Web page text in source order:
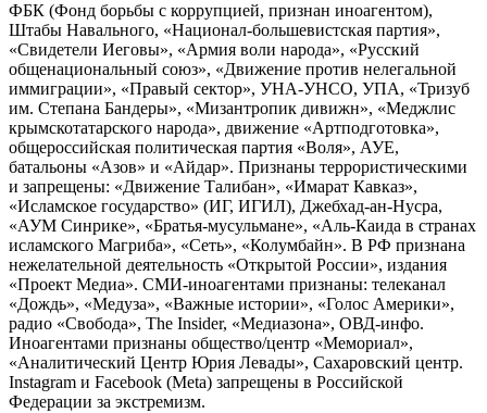
ФБК (Фонд борьбы с коррупцией, признан иноагентом),
Штабы Навального, «Национал-большевистская партия»,
«Свидетели Иеговы», «Армия воли народа», «Русский
общенациональный союз», «Движение против нелегальной
иммиграции», «Правый сектор», УНА-УНСО, УПА, «Тризуб
им. Степана Бандеры», «Мизантропик дивижн», «Меджлис
крымскотатарского народа», движение «Артподготовка»,
общероссийская политическая партия «Воля», АУЕ,
батальоны «Азов» и «Айдар». Признаны террористическими
и запрещены: «Движение Талибан», «Имарат Кавказ»,
«Исламское государство» (ИГ, ИГИЛ), Джебхад-ан-Нусра,
«АУМ Синрике», «Братья-мусульмане», «Аль-Каида в странах
исламского Магриба», «Сеть», «Колумбайн». В РФ признана
нежелательной деятельность «Открытой России», издания
«Проект Медиа». СМИ-иноагентами признаны: телеканал
«Дождь», «Медуза», «Важные истории», «Голос Америки»,
радио «Свобода», The Insider, «Медиазона», ОВД-инфо.
Иноагентами признаны общество/центр «Мемориал»,
«Аналитический Центр Юрия Левады», Сахаровский центр.
Instagram и Facebook (Metа) запрещены в Российской
Федерации за экстремизм.